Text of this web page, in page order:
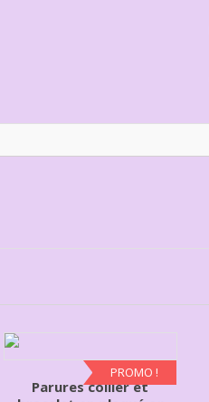
PROMO !
Parures collier et